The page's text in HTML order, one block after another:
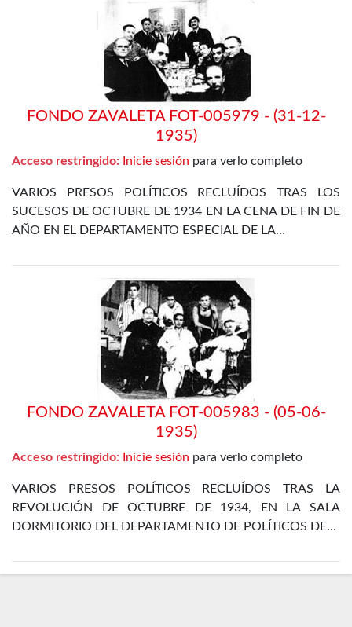
FONDO ZAVALETA FOT-005979 - (31-12-
1935)
Acceso restringido: Inicie sesión para verlo completo
VARIOS PRESOS POLÍTICOS RECLUÍDOS TRAS LOS
SUCESOS DE OCTUBRE DE 1934 EN LA CENA DE FIN DE
AÑO EN EL DEPARTAMENTO ESPECIAL DE LA…
FONDO ZAVALETA FOT-005983 - (05-06-
1935)
Acceso restringido: Inicie sesión para verlo completo
VARIOS PRESOS POLÍTICOS RECLUÍDOS TRAS LA
REVOLUCIÓN DE OCTUBRE DE 1934, EN LA SALA
DORMITORIO DEL DEPARTAMENTO DE POLÍTICOS DE…